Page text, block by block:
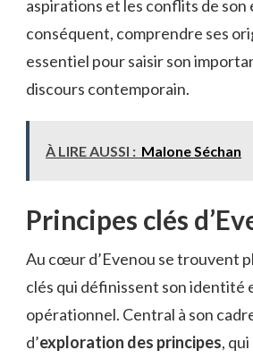
aspirations et les conflits de son
conséquent, comprendre ses
essentiel pour saisir son
discours contemporain.
À LIRE AUSSI : Malone Séchan
Principes clés
Au cœur d’Evenou se trouvent
clés qui définissent son identité
opérationnel. Central à son
d’exploration des principes,